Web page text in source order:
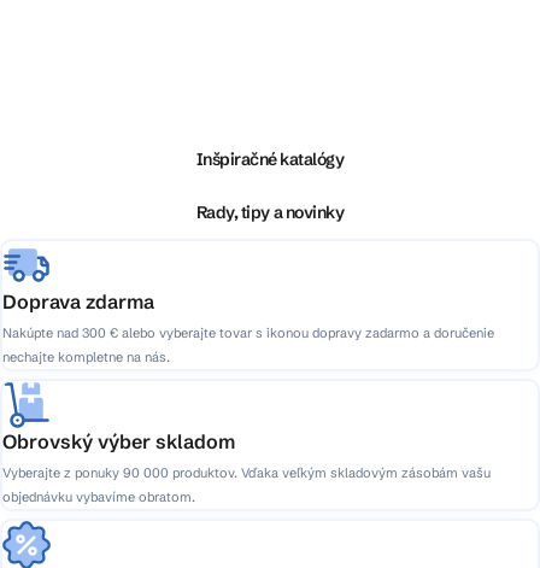
e
Inšpiračné katalógy
Rady, tipy a novinky
Doprava zdarma
Nakúpte nad 300 € alebo vyberajte tovar s ikonou dopravy zadarmo a doručenie
nechajte kompletne na nás.
Obrovský výber skladom
Vyberajte z ponuky 90 000 produktov. Vďaka veľkým skladovým zásobám vašu
objednávku vybavíme obratom.